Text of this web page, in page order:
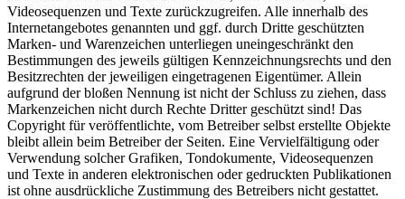
Videosequenzen und Texte zurückzugreifen. Alle innerhalb des
Internetangebotes genannten und ggf. durch Dritte geschützten
Marken- und Warenzeichen unterliegen uneingeschränkt den
Bestimmungen des jeweils gültigen Kennzeichnungsrechts und den
Besitzrechten der jeweiligen eingetragenen Eigentümer. Allein
aufgrund der bloßen Nennung ist nicht der Schluss zu ziehen, dass
Markenzeichen nicht durch Rechte Dritter geschützt sind! Das
Copyright für veröffentlichte, vom Betreiber selbst erstellte Objekte
bleibt allein beim Betreiber der Seiten. Eine Vervielfältigung oder
Verwendung solcher Grafiken, Tondokumente, Videosequenzen
und Texte in anderen elektronischen oder gedruckten Publikationen
ist ohne ausdrückliche Zustimmung des Betreibers nicht gestattet.